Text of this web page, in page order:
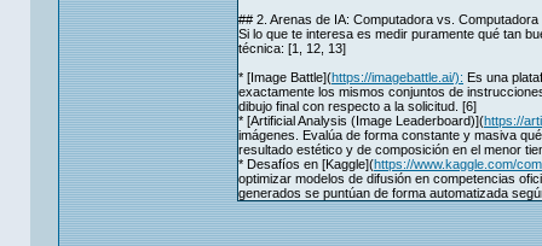
## 2. Arenas de IA: Computadora vs. Computadora
Si lo que te interesa es medir puramente qué tan
técnica: [1, 12, 13]
* [Image Battle](https://imagebattle.ai/): Es una
exactamente los mismos conjuntos de
dibujo final con respecto a la solicitud. [6]
* [Artificial Analysis (Image Leaderboard)](https://
imágenes. Evalúa de forma constante y masiva
resultado estético y de composición en el menor
* Desafíos en [Kaggle](https://www.kaggle.com/
optimizar modelos de difusión en competencias
generados se puntúan de forma automatizada